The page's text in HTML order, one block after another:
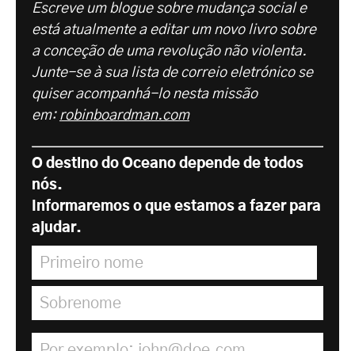
Escreve um blogue sobre mudança social e
está atualmente a editar um novo livro sobre
a conceção de uma revolução não violenta.
Junte-se à sua lista de correio eletrónico se
quiser acompanhá-lo nesta missão
em: robinboardman.com
O destino do Oceano depende de todos
nós.
Informaremos o que estamos a fazer para
ajudar.
Primeiro nome
Sobrenome
Endereço de correio electrónico